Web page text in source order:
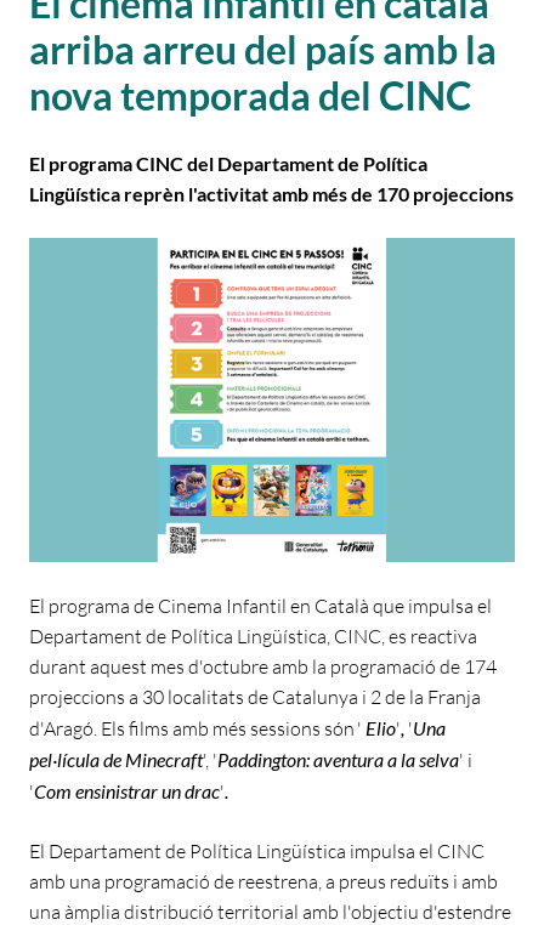
arriba arreu del país amb la
nova temporada del CINC
El programa CINC del Departament de Política
Lingüística reprèn l'activitat amb més de 170 projeccions
El programa de Cinema Infantil en Català que impulsa el
Departament de Política Lingüística, CINC, es reactiva
durant aquest mes d'octubre amb la programació de 174
projeccions a 30 localitats de Catalunya i 2 de la Franja
d'Aragó. Els films amb més sessions són ' Elio', 'Una
pel·lícula de Minecraft', 'Paddington: aventura a la selva' i
'Com ensinistrar un drac'.
El Departament de Política Lingüística impulsa el CINC
amb una programació de reestrena, a preus reduïts i amb
una àmplia distribució territorial amb l'objectiu d'estendre